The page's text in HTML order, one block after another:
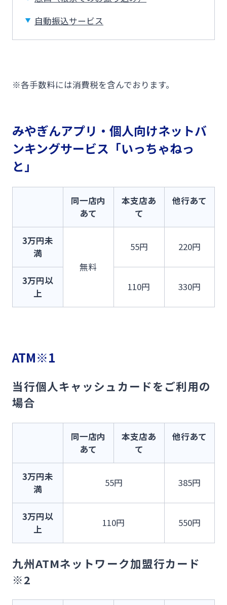
法人・個人事業主のお客さま
宮崎銀行について
ニュースリリース一覧
採用情報
自動振込サービス
※各手数料には消費税を含んでおります。
みやぎんアプリ・個人向けネットバ
ンキングサービス「いっちゃねっ
と」
同一店内
あて
本支店あ
て
他行あて
3万円未
満
無料
55円 220円
3万円以
上
110円 330円
ATM※1
当行個人キャッシュカードをご利用の
場合
同一店内
あて
本支店あ
て
他行あて
3万円未
満
55円 385円
3万円以
上
110円 550円
九州ATMネットワーク加盟行カード
※2